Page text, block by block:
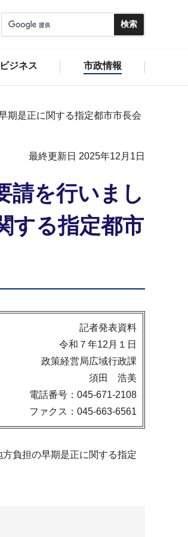
ビジネス 市政情報
期是正に関する指定都市市長会
最終更新日 2025年12月1日
請を行いまし
する指定都市
記者発表資料
令和７年12月１日
政策経営局広域行政課
須田 浩美
電話番号：045-671-2108
ファクス：045-663-6561
負担の早期是正に関する指定